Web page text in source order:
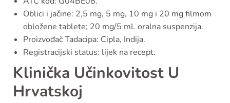
Oblici i jačine: 2,5 mg, 5 mg, 10 mg i 20 mg filmom
obložene tablete; 20 mg/5 mL oralna suspenzija.
Proizvođač Tadacipa: Cipla, Indija.
Registracijski status: lijek na recept.
Klinička Učinkovitost U
Hrvatskoj